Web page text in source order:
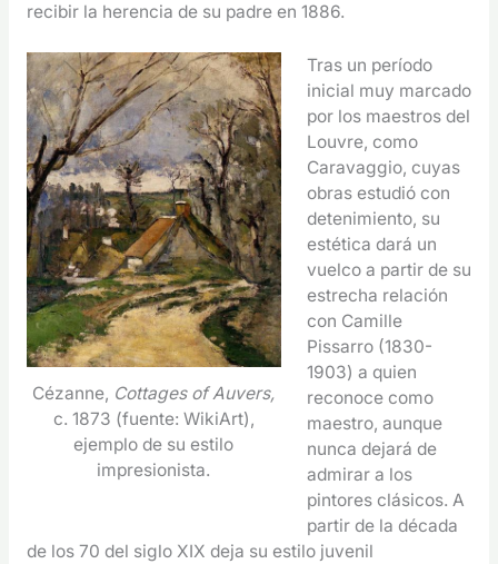
recibir la herencia de su padre en 1886.
Cézanne, Cottages of Auvers,
c. 1873 (fuente: WikiArt),
ejemplo de su estilo
impresionista.
Tras un período
inicial muy marcado
por los maestros del
Louvre, como
Caravaggio, cuyas
obras estudió con
detenimiento, su
estética dará un
vuelco a partir de su
estrecha relación
con Camille
Pissarro (1830-
1903) a quien
reconoce como
maestro, aunque
nunca dejará de
admirar a los
pintores clásicos. A
partir de la década
de los 70 del siglo XIX deja su estilo juvenil